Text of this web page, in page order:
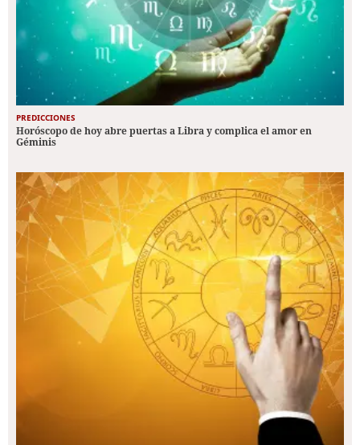
PREDICCIONES
Horóscopo de hoy abre puertas a Libra y complica el amor en
Géminis